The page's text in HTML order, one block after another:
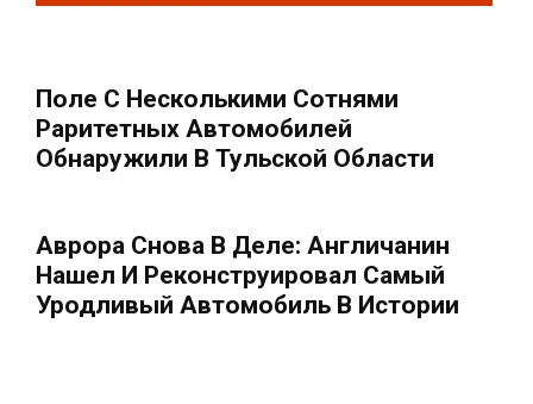
Поле С Несколькими Сотнями
Раритетных Автомобилей
Обнаружили В Тульской Области
Аврора Снова В Деле: Англичанин
Нашел И Реконструировал Самый
Уродливый Автомобиль В Истории